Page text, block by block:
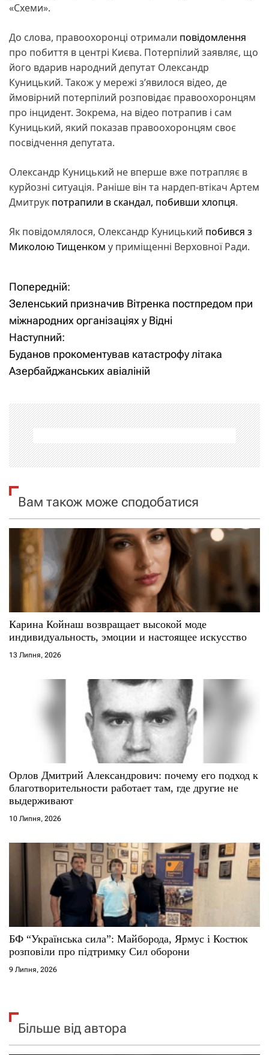
«Схеми».
До слова, правоохоронці отримали повідомлення
про побиття в центрі Києва. Потерпілий заявляє, що
його вдарив народний депутат Олександр
Куницький. Також у мережі з’явилося відео, де
ймовірний потерпілий розповідає правоохоронцям
про інцидент. Зокрема, на відео потрапив і сам
Куницький, який показав правоохоронцям своє
посвідчення депутата.
Олександр Куницький не вперше вже потрапляє в
курйозні ситуація. Раніше він та нардеп-втікач Артем
Дмитрук потрапили в скандал, побивши хлопця.
Як повідомлялося, Олександр Куницький побився з
Миколою Тищенком у приміщенні Верховної Ради.
Н
а
в
і
а
ц
і
я
з
с
і
Попередній:
Зеленський призначив Вітренка постпредом при
міжнародних організаціях у Відні
Наступний:
Буданов прокоментував катастрофу літака
Азербайджанських авіаліній
Вам також може сподобатися
Карина Койнаш возвращает высокой моде
индивидуальность, эмоции и настоящее искусство
13 Липня, 2026
Орлов Дмитрий Александрович: почему его подход к
благотворительности работает там, где другие не
выдерживают
10 Липня, 2026
БФ “Українська сила”: Майборода, Ярмус і Костюк
розповіли про підтримку Сил оборони
9 Липня, 2026
Більше від автора